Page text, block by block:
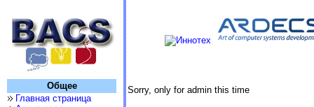
Общее
Главная страница
Sorry, only for admin this time